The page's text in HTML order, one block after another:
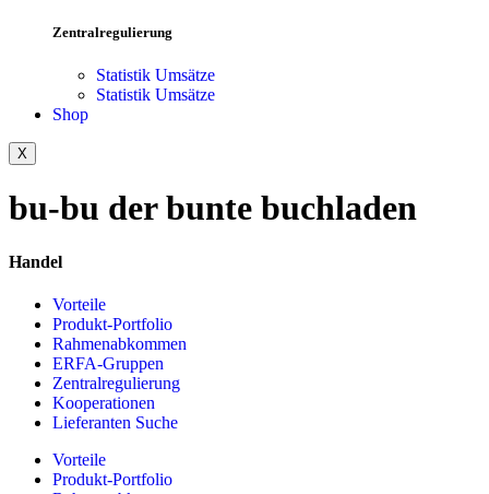
Zentralregulierung
Statistik Umsätze
Statistik Umsätze
Shop
X
bu-bu der bunte buchladen
Handel
Vorteile
Produkt-Portfolio
Rahmenabkommen
ERFA-Gruppen
Zentralregulierung
Kooperationen
Lieferanten Suche
Vorteile
Produkt-Portfolio